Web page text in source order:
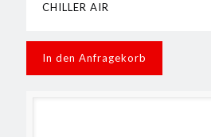
CHILLER AIR
In den Anfragekorb